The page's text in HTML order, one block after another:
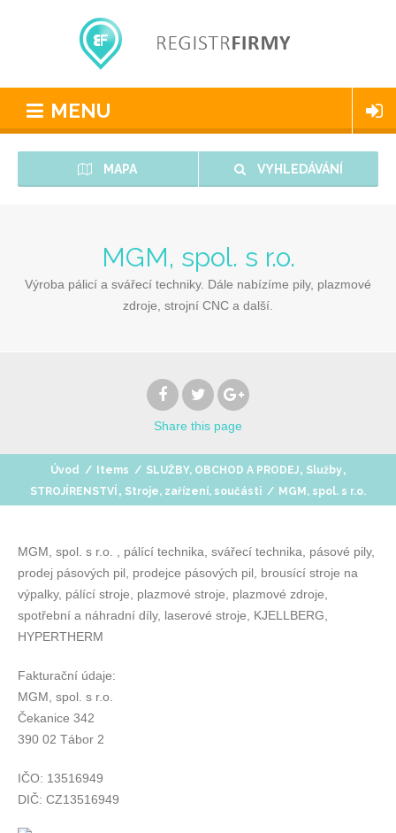
MENU
MAPA VYHLEDÁVÁNÍ
MGM, spol. s r.o.
Výroba pálicí a svářecí techniky. Dále nabízíme pily, plazmové
zdroje, strojní CNC a další.
Share this page
Úvod / Items / SLUŽBY, OBCHOD A PRODEJ, Služby,
STROJÍRENSTVÍ , Stroje, zařízení, součásti / MGM, spol. s r.o.
MGM, spol. s r.o. , pálící technika, svářecí technika, pásové pily,
prodej pásových pil, prodejce pásových pil, brousící stroje na
výpalky, pálící stroje, plazmové stroje, plazmové zdroje,
spotřební a náhradní díly, laserové stroje, KJELLBERG,
HYPERTHERM
Fakturační údaje:
MGM, spol. s r.o.
Čekanice 342
390 02 Tábor 2
IČO: 13516949
DIČ: CZ13516949